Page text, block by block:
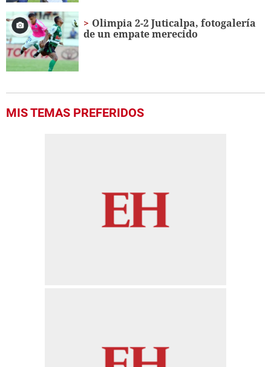
Olimpia 2-2 Juticalpa, fotogalería
de un empate merecido
MIS TEMAS PREFERIDOS